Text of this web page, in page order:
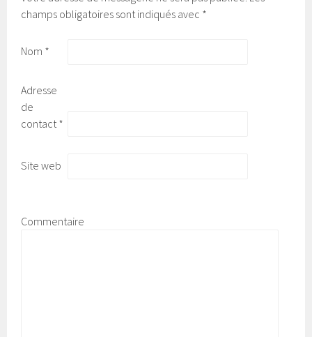
champs obligatoires sont indiqués avec *
Nom *
Adresse
de
contact *
Site web
Commentaire